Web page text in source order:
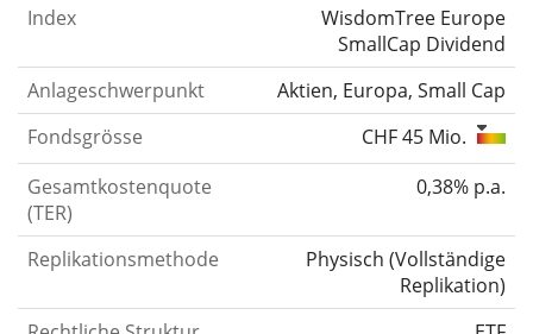
Index
WisdomTree Europe
SmallCap Dividend
Anlageschwerpunkt
Aktien, Europa, Small Cap
Fondsgrösse
CHF 45 Mio.
Gesamtkostenquote
(TER)
0,38% p.a.
Replikationsmethode Physisch (Vollständige
Replikation)